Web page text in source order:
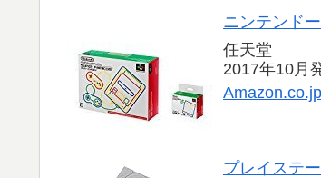
ニンテンド
任天堂
2017年10月
プレイステ